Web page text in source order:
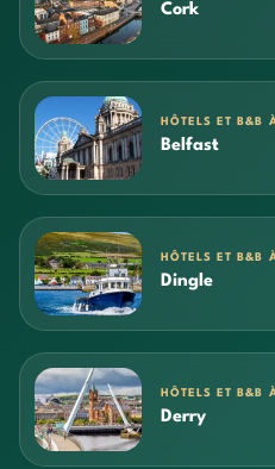
Cork
HÔTELS ET B&B
Belfast
HÔTELS ET B&B
Dingle
HÔTELS ET B&B
Derry